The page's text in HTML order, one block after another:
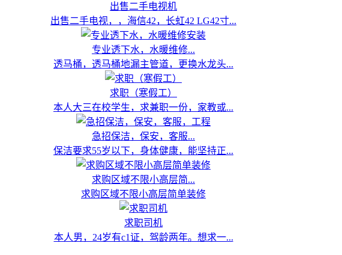
出售二手电视机
出售二手电视，，海信42，长虹42 LG42寸...
专业透下水，水暖维修...
透马桶，透马桶地漏主管道，更换水龙头...
求职（寒假工）
本人大三在校学生，求兼职一份，家教或...
急招保洁，保安，客服...
保洁要求55岁以下，身体健康，能坚持正...
求购区域不限小高层简...
求购区域不限小高层简单装修
求职司机
本人男，24岁有c1证，驾龄两年。想求一...